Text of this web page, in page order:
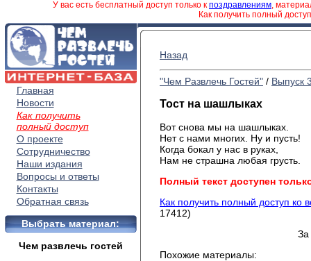
У вас есть бесплатный доступ только к поздравлениям,
Как получить полный
Главная
Новости
Как получить
полный доступ
О проекте
Сотрудничество
Наши издания
Вопросы и ответы
Контакты
Обратная связь
Выбрать материал:
Чем развлечь гостей
Назад
"Чем Развлечь Гостей" / Выпуск
Тост на шашлыках
Вот снова мы на шашлыках.
Нет с нами многих. Ну и пусть!
Когда бокал у нас в руках,
Нам не страшна любая грусть.
Полный текст доступен
Как получить полный доступ ко
17412)
За
Похожие материалы: